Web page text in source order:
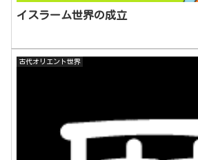
イスラーム世界の成立
古代オリエント世界